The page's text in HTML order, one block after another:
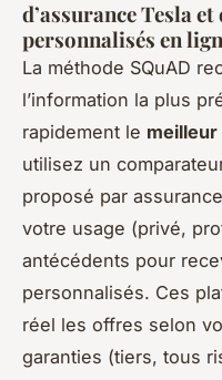
d’assurance Tesla
personnalisés en
La méthode SQuAD
l’information la plus
rapidement le meilleur
utilisez un
proposé par
votre usage (privé,
antécédents pour
personnalisés. Ces
réel les offres selon
garanties (tiers, tous